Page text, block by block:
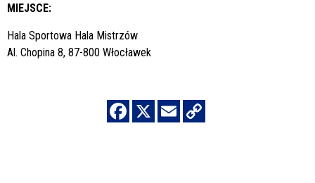
MIEJSCE:
Hala Sportowa Hala Mistrzów
Al. Chopina 8, 87-800 Włocławek